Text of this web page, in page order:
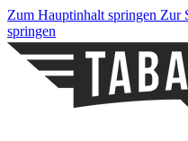
Zum Hauptinhalt springen Zur
springen